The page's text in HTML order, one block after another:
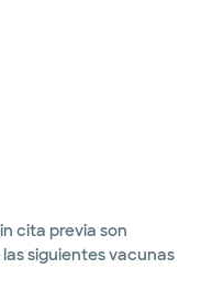
cita previa son
siguientes vacunas